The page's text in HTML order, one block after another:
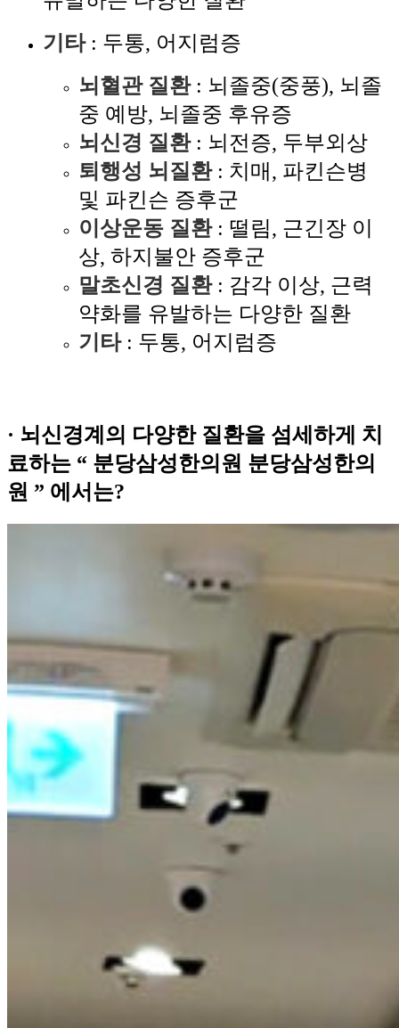
기타: 두통, 어지럼증
뇌혈관 질환: 뇌졸중(중풍), 뇌졸
중 예방, 뇌졸중 후유증
뇌신경 질환: 뇌전증, 두부외상
퇴행성 뇌질환: 치매, 파킨슨병
및 파킨슨 증후군
이상운동 질환: 떨림, 근긴장 이
상, 하지불안 증후군
말초신경 질환: 감각 이상, 근력
약화를 유발하는 다양한 질환
기타: 두통, 어지럼증
· 뇌신경계의 다양한 질환을 섬세하게 치
료하는 “ 분당삼성한의원 분당삼성한의
원 ” 에서는?